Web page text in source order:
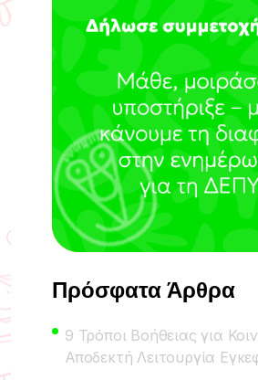
Πρόσφατα Άρθρα
9 Τρόποι Βοήθειας για
Αποδεκτή Λειτουργία